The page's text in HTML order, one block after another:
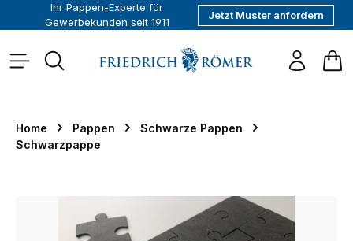
springen
Ihr Pappen-Experte für
Gewerbekunden seit 1911
Jetzt Muster anfordern
Home Pappen
Schwarze Pappen
Schwarzpappe